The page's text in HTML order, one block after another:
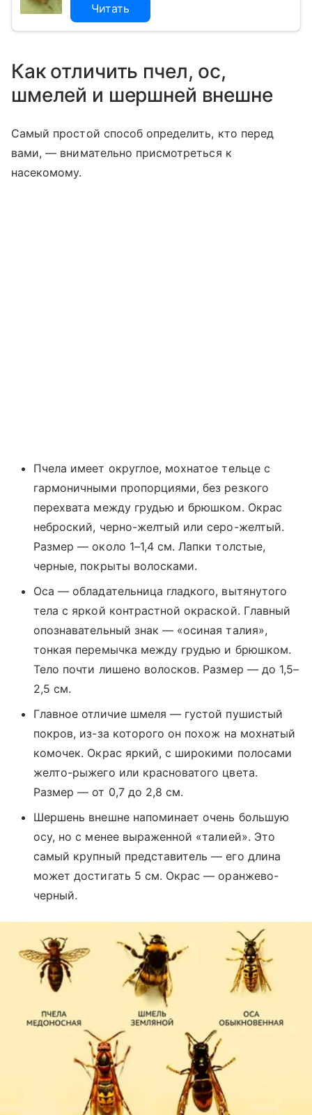
Читать
Как отличить пчел, ос,
шмелей и шершней внешне
Самый простой способ определить, кто перед
вами, — внимательно присмотреться к
насекомому.
Пчела имеет округлое, мохнатое тельце с
гармоничными пропорциями, без резкого
перехвата между грудью и брюшком. Окрас
неброский, черно-желтый или серо-желтый.
Размер — около 1–1,4 см. Лапки толстые,
черные, покрыты волосками.
Оса — обладательница гладкого, вытянутого
тела с яркой контрастной окраской. Главный
опознавательный знак — «осиная талия»,
тонкая перемычка между грудью и брюшком.
Тело почти лишено волосков. Размер — до 1,5–
2,5 см.
Главное отличие шмеля — густой пушистый
покров, из-за которого он похож на мохнатый
комочек. Окрас яркий, с широкими полосами
желто-рыжего или красноватого цвета.
Размер — от 0,7 до 2,8 см.
Шершень внешне напоминает очень большую
осу, но с менее выраженной «талией». Это
самый крупный представитель — его длина
может достигать 5 см. Окрас — оранжево-
черный.